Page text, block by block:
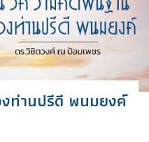
ท่านปรีดี พนมยงค์